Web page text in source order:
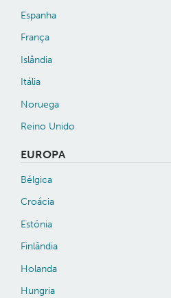
Espanha
França
Islândia
Itália
Noruega
Reino Unido
EUROPA
Bélgica
Croácia
Estónia
Finlândia
Holanda
Hungria